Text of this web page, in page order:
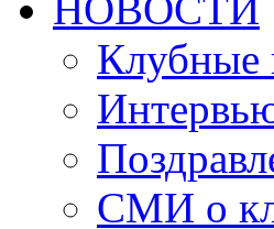
Клубные
СМИ о